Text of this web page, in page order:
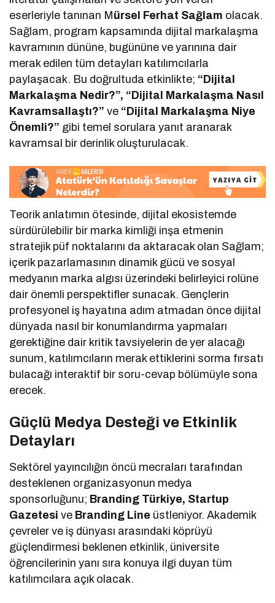
eserleriyle tanınan Mürsel Ferhat Sağlam olacak.
Sağlam, program kapsamında dijital markalaşma
kavramının dününe, bugününe ve yarınına dair
merak edilen tüm detayları katılımcılarla
paylaşacak. Bu doğrultuda etkinlikte; “Dijital
Markalaşma Nedir?”, “Dijital Markalaşma Nasıl
Kavramsallaştı?” ve “Dijital Markalaşma Niye
Önemli?” gibi temel sorulara yanıt aranarak
kavramsal bir derinlik oluşturulacak.
Teorik anlatımın ötesinde, dijital ekosistemde
sürdürülebilir bir marka kimliği inşa etmenin
stratejik püf noktalarını da aktaracak olan Sağlam;
içerik pazarlamasının dinamik gücü ve sosyal
medyanın marka algısı üzerindeki belirleyici rolüne
dair önemli perspektifler sunacak. Gençlerin
profesyonel iş hayatına adım atmadan önce dijital
dünyada nasıl bir konumlandırma yapmaları
gerektiğine dair kritik tavsiyelerin de yer alacağı
sunum, katılımcıların merak ettiklerini sorma fırsatı
bulacağı interaktif bir soru-cevap bölümüyle sona
erecek.
Güçlü Medya Desteği ve Etkinlik
Detayları
Sektörel yayıncılığın öncü mecraları tarafından
desteklenen organizasyonun medya
sponsorluğunu; Branding Türkiye, Startup
Gazetesive Branding Line üstleniyor. Akademik
çevreler ve iş dünyası arasındaki köprüyü
güçlendirmesi beklenen etkinlik, üniversite
öğrencilerinin yanı sıra konuya ilgi duyan tüm
katılımcılara açık olacak.